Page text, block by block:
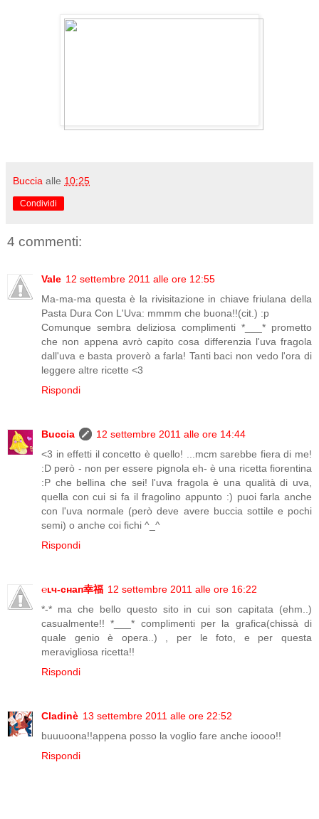
Buccia alle 10:25
Condividi
4 commenti:
Vale 12 settembre 2011 alle ore 12:55
Ma-ma-ma questa è la rivisitazione in chiave friulana della
Pasta Dura Con L'Uva: mmmm che buona!!(cit.) :p
Comunque sembra deliziosa complimenti *___* prometto
che non appena avrò capito cosa differenzia l'uva fragola
dall'uva e basta proverò a farla! Tanti baci non vedo l'ora di
leggere altre ricette <3
Rispondi
Buccia
12 settembre 2011 alle ore 14:44
<3 in effetti il concetto è quello! ...mcm sarebbe fiera di me!
:D però - non per essere pignola eh- è una ricetta fiorentina
:P che bellina che sei! l'uva fragola è una qualità di uva,
quella con cui si fa il fragolino appunto :) puoi farla anche
con l'uva normale (però deve avere buccia sottile e pochi
semi) o anche coi fichi ^_^
Rispondi
℮ʟч-сʜaп幸福 12 settembre 2011 alle ore 16:22
*-* ma che bello questo sito in cui son capitata (ehm..)
casualmente!! *___* complimenti per la grafica(chissà di
quale genio è opera..) , per le foto, e per questa
meravigliosa ricetta!!
Rispondi
Cladinè 13 settembre 2011 alle ore 22:52
buuuoona!!appena posso la voglio fare anche ioooo!!
Rispondi